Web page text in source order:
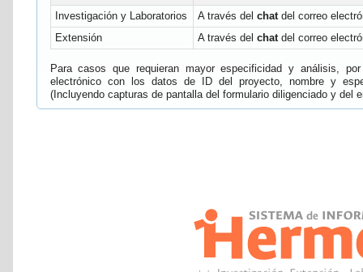
Investigación y Laboratorios
A través del chatdel correo
Extensión
A través del chatdel correo
Para casos que requieran mayor especificidad y análisis,
electrónico con los datos de ID del proyecto, nombre y
(Incluyendo capturas de pantalla del formulario diligenciado y del